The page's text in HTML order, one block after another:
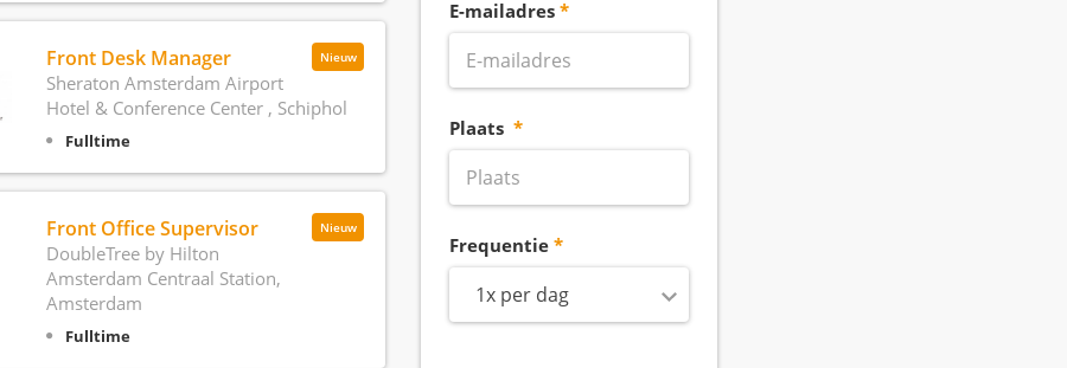
Nieuw
Front Desk Manager
Sheraton Amsterdam Airport
Hotel & Conference Center , Schiphol
Fulltime
Nieuw
Front Office Supervisor
DoubleTree by Hilton
Amsterdam Centraal Station,
Amsterdam
Fulltime
E-mailadres
Plaats
Frequentie
1x per dag